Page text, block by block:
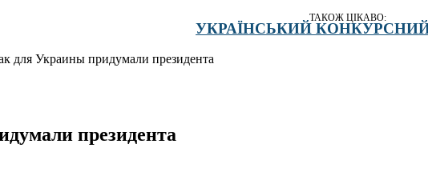
ТАКОЖ ЦІКАВО:
УКРАЇНСЬКИЙ
для Украины придумали президента
президента